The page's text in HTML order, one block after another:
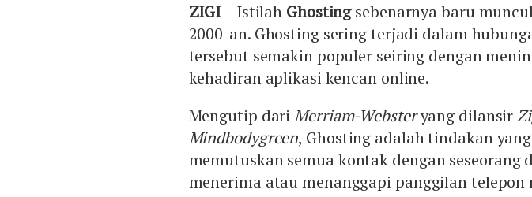
ZIGI– Istilah Ghostingsebenarnya baru
2000-an. Ghosting sering terjadi dalam
tersebut semakin populer seiring dengan
kehadiran aplikasi kencan online.
Mengutip dariMerriam-Websteryang dilansir
Mindbodygreen, Ghosting adalah tindakan
memutuskan semua kontak dengan
menerima atau menanggapi panggilan telepon